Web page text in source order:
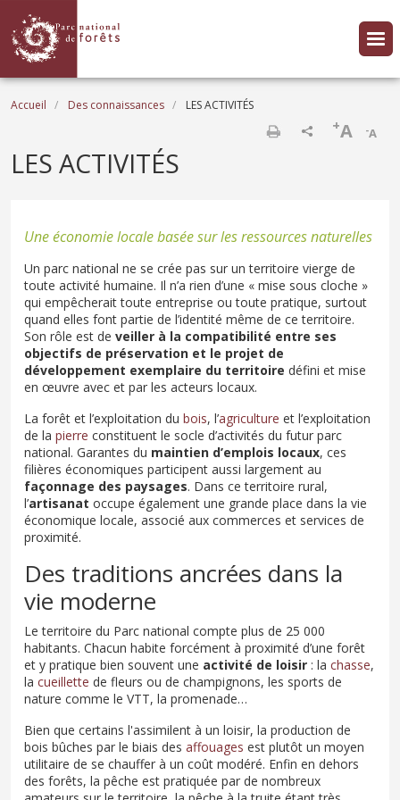
Fil d'Ariane
Accueil Des connaissances LES ACTIVITÉS
-A
+A
LES ACTIVITÉS
Une économie locale basée sur les ressources naturelles
Un parc national ne se crée pas sur un territoire vierge de
toute activité humaine. Il n’a rien d’une « mise sous cloche »
qui empêcherait toute entreprise ou toute pratique, surtout
quand elles font partie de l’identité même de ce territoire.
Son rôle est de veiller à la compatibilité entre ses
objectifs de préservation et le projet de
développement exemplaire du territoire défini et mise
en œuvre avec et par les acteurs locaux.
La forêt et l’exploitation du bois, l’agriculture et l’exploitation
de la pierre constituent le socle d’activités du futur parc
national. Garantes du maintien d’emplois locaux, ces
filières économiques participent aussi largement au
façonnage des paysages. Dans ce territoire rural,
l’artisanat occupe également une grande place dans la vie
économique locale, associé aux commerces et services de
proximité.
Des traditions ancrées dans la
vie moderne
Le territoire du Parc national compte plus de 25 000
habitants. Chacun habite forcément à proximité d’une forêt
et y pratique bien souvent une activité de loisir : la chasse,
la cueillette de fleurs ou de champignons, les sports de
nature comme le VTT, la promenade…
Bien que certains l'assimilent à un loisir, la production de
bois bûches par le biais des affouages est plutôt un moyen
utilitaire de se chauffer à un coût modéré. Enfin en dehors
des forêts, la pêche est pratiquée par de nombreux